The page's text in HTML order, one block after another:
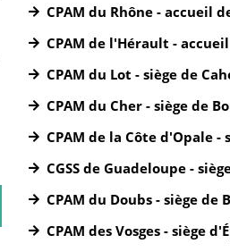
CPAM du Rhône - accueil
CPAM de l'Hérault -
CPAM du Lot - siège de
CPAM du Cher - siège de
CPAM de la Côte d'Opale -
CGSS de Guadeloupe -
CPAM du Doubs - siège de
CPAM des Vosges - siège